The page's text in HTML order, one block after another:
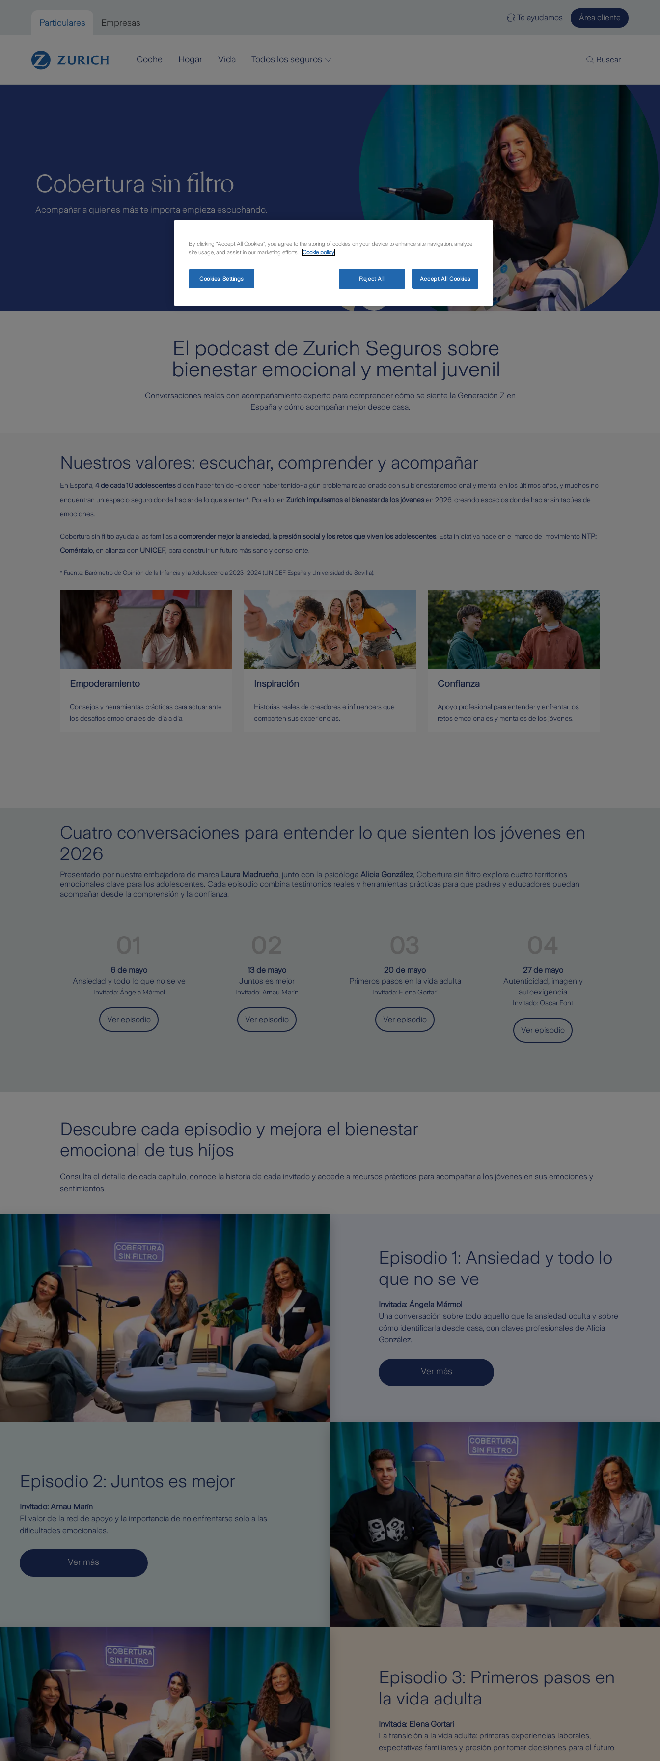
Particulares Empresas
Te ayudamos Área cliente
Coche Hogar Vida Todos los seguros Buscar
Cobertura sin filtro
Acompañar a quienes más te importa empieza escuchando.
El podcast de Zurich Seguros sobre
bienestar emocional y mental juvenil
Conversaciones reales con acompañamiento experto para comprender cómo se siente la Generación Z en
España y cómo acompañar mejor desde casa.
Nuestros valores: escuchar, comprender y acompañar
En España, 4 de cada 10 adolescentesdicen haber tenido -o creen haber tenido- algún problema relacionado con su bienestar emocional y mental en los últimos años, y muchos no
encuentran un espacio seguro donde hablar de lo que sienten*. Por ello, en Zurich impulsamos el bienestar de los jóvenesen 2026, creando espacios donde hablar sin tabúes de
emociones.
Cobertura sin filtro ayuda a las familias acomprender mejor la ansiedad, la presión social y los retos que viven los adolescentes . Esta iniciativa nace en el marco del movimiento NTP:
Coméntalo , en alianza con UNICEF, para construir un futuro más sano y consciente.
* Fuente: Barómetro de Opinión de la Infancia y la Adolescencia 2023–2024 (UNICEF España y Universidad de Sevilla).
Empoderamiento
Consejos y herramientas prácticas para actuar ante
los desafíos emocionales del día a día.
Inspiración
Historias reales de creadores e influencers que
comparten sus experiencias.
Confianza
Apoyo profesional para entender y enfrentar los
retos emocionales y mentales de los jóvenes.
Cuatro conversaciones para entender lo que sienten los jóvenes en
2026
Presentado por nuestra embajadora de marca Laura Madrueño, junto con la psicóloga Alicia González, Cobertura sin filtro explora cuatro territorios
emocionales clave para los adolescentes. Cada episodio combina testimonios reales y herramientas prácticas para que padres y educadores puedan
acompañar desde la comprensión y la confianza.
6 de mayo
Ansiedad y todo lo que no se ve
Invitada: Ángela Mármol
Ver episodio
13 de mayo
Juntos es mejor
Invitado: Arnau Marín
Ver episodio
20 de mayo
Primeros pasos en la vida adulta
Invitada: Elena Gortari
Ver episodio
27 de mayo
Autenticidad, imagen y
autoexigencia
Invitado: Oscar Font
Ver episodio
Descubre cada episodio y mejora el bienestar
emocional de tus hijos
Consulta el detalle de cada capítulo, conoce la historia de cada invitado y accede a recursos prácticos para acompañar a los jóvenes en sus emociones y
sentimientos.
Episodio 1: Ansiedad y todo lo
que no se ve
Invitada: Ángela Mármol
Una conversación sobre todo aquello que la ansiedad oculta y sobre
cómo identificarla desde casa, con claves profesionales de Alicia
González.
Ver más
Episodio 2: Juntos es mejor
Invitado: Arnau Marín
El valor de la red de apoyo y la importancia de no enfrentarse solo a las
dificultades emocionales.
Ver más
Episodio 3: Primeros pasos en
la vida adulta
Invitada: Elena Gortari
La transición a la vida adulta: primeras experiencias laborales,
expectativas familiares y presión por tomar decisiones para el futuro.
By clicking “Accept All Cookies”, you agree to the storing of cookies on your device to enhance site navigation, analyze
site usage, and assist in our marketing efforts.
Cookie policy
Cookies Settings Reject All Accept All Cookies